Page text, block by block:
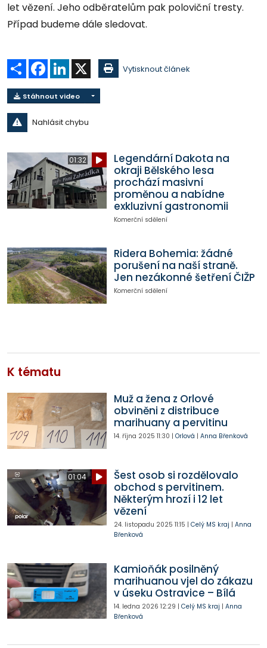
let vězení. Jeho odběratelům pak poloviční tresty.
Případ budeme dále sledovat.
Sdílet Facebook
LinkedIn Vytisknout článek
Stáhnout video
Nahlásit chybu
01:32
Legendární Dakota na
okraji Bělského lesa
prochází masivní
proměnou a nabídne
exkluzivní gastronomii
Komerční sdělení
Ridera Bohemia: žádné
porušení na naší straně.
Jen nezákonné šetření ČIŽP
Komerční sdělení
K tématu
Muž a žena z Orlové
obviněni z distribuce
marihuany a pervitinu
14. října 2025 11:30 | Orlová | Anna Břenková
01:04
Šest osob si rozdělovalo
obchod s pervitinem.
Některým hrozí i 12 let
vězení
24. listopadu 2025 11:15 | Celý MS kraj | Anna
Břenková
Kamioňák posilněný
marihuanou vjel do zákazu
v úseku Ostravice – Bílá
14. ledna 2026 12:29 | Celý MS kraj | Anna
Břenková